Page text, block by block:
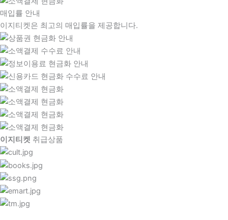
매입률 안내
이지티켓은 최고의 매입률을 제공합니다.
이지티켓 취급상품